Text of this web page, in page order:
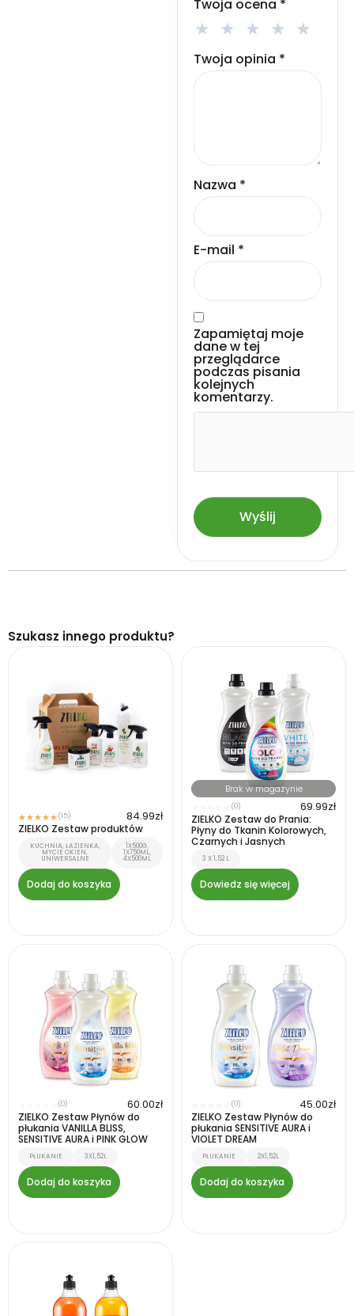
Twoja ocena *
Twoja opinia *
Nazwa *
E-mail *
Zapamiętaj moje
dane w tej
przeglądarce
podczas pisania
kolejnych
komentarzy.
Szukasz innego produktu?
★★★★★(15) 84.99zł
ZIELKO Zestaw produktów
KUCHNIA, ŁAZIENKA,
MYCIE OKIEN,
UNIWERSALNE
1X500G,
1X750ML,
4X500ML
Dodaj do koszyka
Brak w magazynie
(0) 69.99zł
ZIELKO Zestaw do Prania:
Płyny do Tkanin Kolorowych,
Czarnych i Jasnych
3 X 1,52 L
Dowiedz się więcej
(0) 60.00zł
ZIELKO Zestaw Płynów do
płukania VANILLA BLISS,
SENSITIVE AURA i PINK GLOW
PŁUKANIE 3X1,52L
Dodaj do koszyka
(0) 45.00zł
ZIELKO Zestaw Płynów do
płukania SENSITIVE AURA i
VIOLET DREAM
PŁUKANIE 2X1,52L
Dodaj do koszyka